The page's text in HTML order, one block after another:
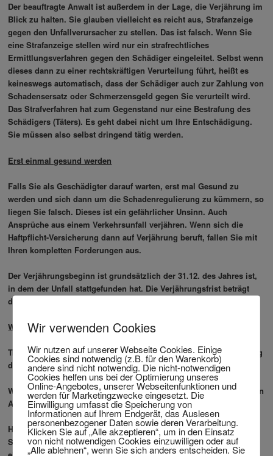
Der beauftragte Anwalt ist außerdem in der Lage, die Verjährung im
Blick zu halten. Sie glauben vielleicht es reicht aus, Strafanzeige
gegen den Unfallverursacher zu stellen. Das ist falsch. Wenn Sie
eine Strafanzeige stellen wird nur ein strafrechtliches
Ermittlungsverfahren gegen den Schädiger eingeleitet. Selbst wenn
dieses dann zu einer rechtskräftigen Verurteilung führt, heißt es
keineswegs automatisch, dass der Schädiger auch zur Zahlung von
Schadensersatz oder Schmerzensgeld gegen Sie verurteilt wird.
Das Strafverfahren hat zum Gegenstand nur eine Bestrafung des
Schädigers (Täters). Es geht dabei nicht um Ihre Entschädigung.
Sie müssen also selbst dringend tätig werden.
Erst einmal gesund werden
Falls Sie als Geschädigter darauf warten, erst mal Gesund zu
werden und sich dann um die Schadenregulierung zu kümmern, so
liegen Sie falsch. Dieses ist ein gefährlicher Unsinn. Auch
Ansprüche aus einem Verkehrsunfall verjähren. Wenn sich die
Haftpflicht-Versicherung dann auf Verjährung beruft, fallen Sie mit
Ihren kompletten Forderungen aus.
Der Verjährungsbeginn ist grundsätzlich der 31.12. des Jahres ist,
in dem der Unfall stattgefunden hat. Die Verjährungsfrist beträgt
dann 3 Jahre.
Was kostet die Beauftragung eines Rechtsanwalts
Trifft Sie kein Mitverschulden, so muss die Haftpflicht-Versicherung
der Gegenseite die Anwaltskosten übernehmen.
Wenn Sie allein am Unfall Schuld haben, so müssen Sie auch Ihren
Anwalt selbst zahlen.
Haben Sie aber eine Verkehrs-Rechtschutz-Versicherung, so kostet
Sie die Inanspruchnahme eines Rechtsanwalts nichts. Haben Sie
Wir verwenden Cookies
Wir nutzen auf unserer Webseite Cookies. Einige
Cookies sind notwendig (z.B. für den Warenkorb)
andere sind nicht notwendig. Die nicht-notwendigen
Cookies helfen uns bei der Optimierung unseres
Online-Angebotes, unserer Webseitenfunktionen und
werden für Marketingzwecke eingesetzt. Die
Einwilligung umfasst die Speicherung von
Informationen auf Ihrem Endgerät, das Auslesen
personenbezogener Daten sowie deren Verarbeitung.
Klicken Sie auf „Alle akzeptieren“, um in den Einsatz
von nicht notwendigen Cookies einzuwilligen oder auf
„Alle ablehnen“, wenn Sie sich anders entscheiden. Sie